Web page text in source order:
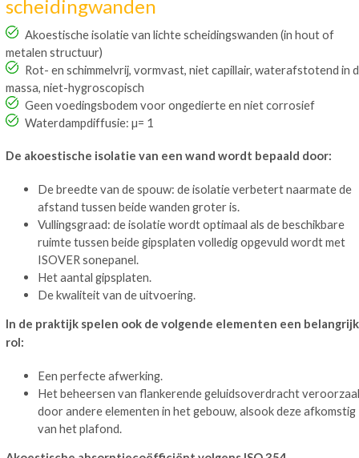
scheidingwanden
Akoestische isolatie van lichte scheidingswanden (in hout of
metalen structuur)
Rot- en schimmelvrij, vormvast, niet capillair, waterafstotend in
massa, niet-hygroscopisch
Geen voedingsbodem voor ongedierte en niet corrosief
Waterdampdiffusie: µ= 1
De akoestische isolatie van een wand wordt bepaald door:
De breedte van de spouw: de isolatie verbetert naarmate de
afstand tussen beide wanden groter is.
Vullingsgraad: de isolatie wordt optimaal als de beschikbare
ruimte tussen beide gipsplaten volledig opgevuld wordt met
ISOVER sonepanel.
Het aantal gipsplaten.
De kwaliteit van de uitvoering.
In de praktijk spelen ook de volgende elementen een
rol:
Een perfecte afwerking.
Het beheersen van flankerende geluidsoverdracht
door andere elementen in het gebouw, alsook deze afkomstig
van het plafond.